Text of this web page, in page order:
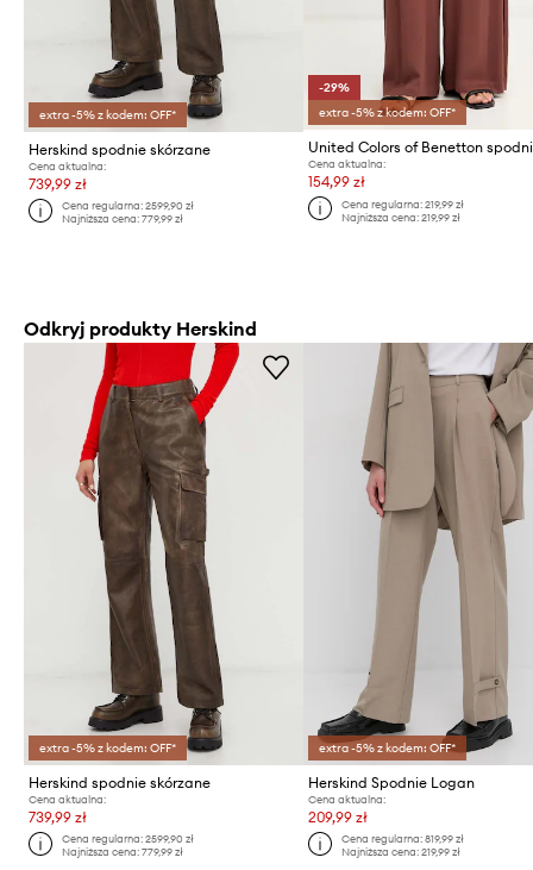
extra -5% z kodem: OFF*
Herskind spodnie skórzane
Cena aktualna:
739,99 zł
Cena regularna:2599,90 zł
Najniższa cena:779,99 zł
-29%
extra -5% z kodem: OFF*
Cena aktualna:
154,99 zł
Cena regularna: 219,99 zł
Najniższa cena: 219,99 zł
Odkryj produkty Herskind
extra -5% z kodem: OFF*
Herskind spodnie skórzane
Cena aktualna:
739,99 zł
Cena regularna:2599,90 zł
Najniższa cena:779,99 zł
extra -5% z kodem: OFF*
Herskind Spodnie Logan
Cena aktualna:
209,99 zł
Cena regularna: 819,99 zł
Najniższa cena: 219,99 zł